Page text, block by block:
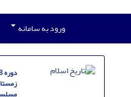
ورود به سامانه